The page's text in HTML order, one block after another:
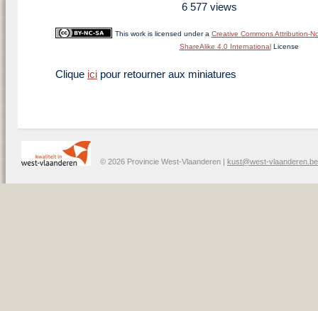
6 577 views
This work is licensed under a Creative Commons Attribution-
ShareAlike 4.0 InternationalLicense
Clique ici pour retourner aux miniatures
© 2026 Provincie West-Vlaanderen | kust@west-vlaanderen.be